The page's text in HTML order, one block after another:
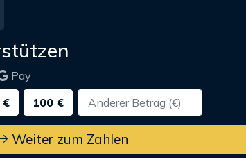
Pay
€ 100 €
Weiter zum Zahlen